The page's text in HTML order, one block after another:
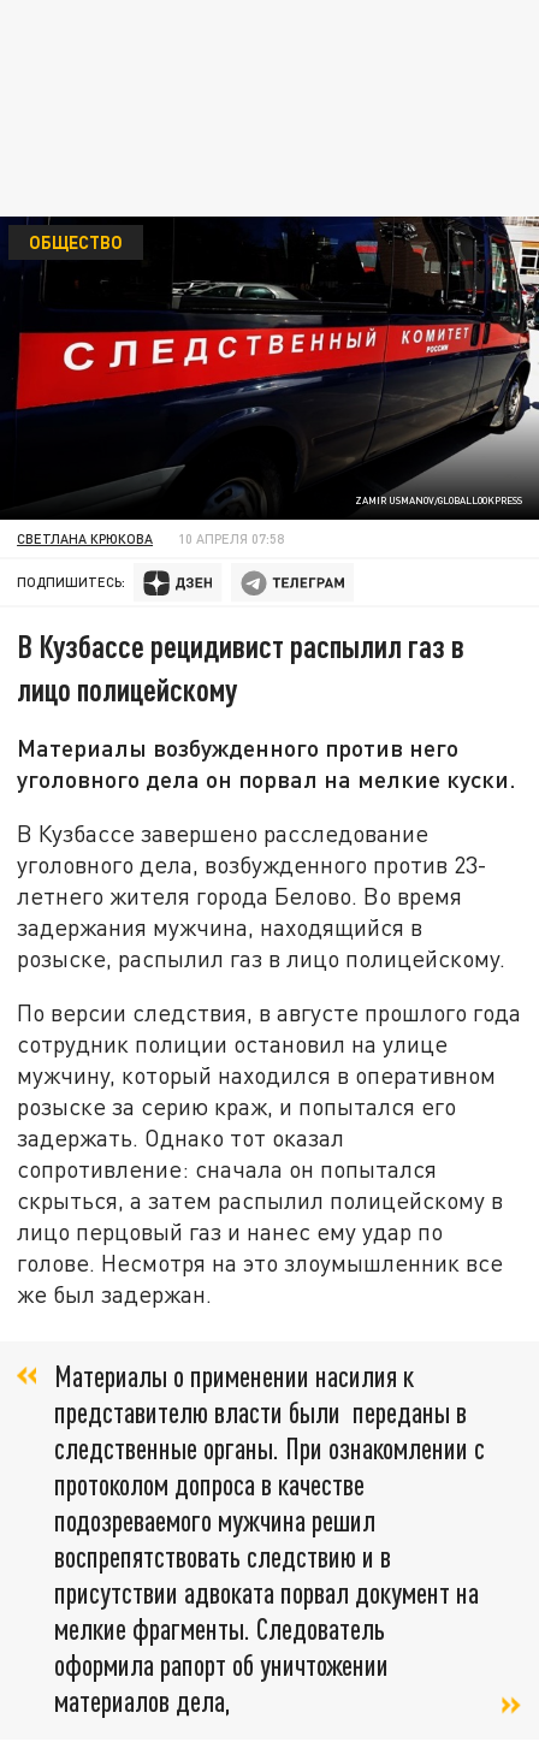
ZAMIR USMANOV/GLOBALLOOKPRESS
ОБЩЕСТВО
СВЕТЛАНА КРЮКОВА 10 АПРЕЛЯ 07:58
ПОДПИШИТЕСЬ:
В Кузбассе рецидивист распылил газ в
лицо полицейскому
Материалы возбужденного против него
уголовного дела он порвал на мелкие куски.
В Кузбассе завершено расследование
уголовного дела, возбужденного против 23-
летнего жителя города Белово. Во время
задержания мужчина, находящийся в
розыске, распылил газ в лицо полицейскому.
По версии следствия, в августе прошлого года
сотрудник полиции остановил на улице
мужчину, который находился в оперативном
розыске за серию краж, и попытался его
задержать. Однако тот оказал
сопротивление: сначала он попытался
скрыться, а затем распылил полицейскому в
лицо перцовый газ и нанес ему удар по
голове. Несмотря на это злоумышленник все
же был задержан.
Материалы о применении насилия к
представителю власти были переданы в
следственные органы. При ознакомлении с
протоколом допроса в качестве
подозреваемого мужчина решил
воспрепятствовать следствию и в
присутствии адвоката порвал документ на
мелкие фрагменты. Следователь
оформила рапорт об уничтожении
материалов дела,